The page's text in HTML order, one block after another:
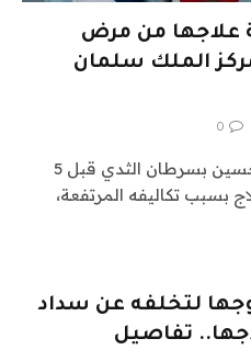
علاجها من مرض
الملك سلمان
0
أصيبت الشابة السورية نعمة حسين بسرطان الثدي قبل 5
بسبب تكاليفه المرتفعة،
لتخلفه عن سداد